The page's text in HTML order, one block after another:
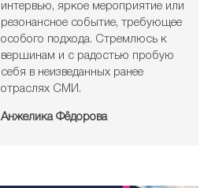
интервью, яркое мероприятие или
резонансное событие, требующее
особого подхода. Стремлюсь к
вершинам и с радостью пробую
себя в неизведанных ранее
отраслях СМИ.
Анжелика Фёдорова